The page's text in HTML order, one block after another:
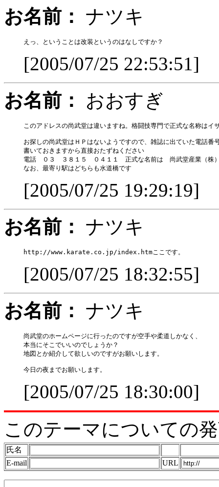
お名前： ナツキ
[2005/07/25 22:53:51]
お名前：
おおすぎ
このアドレスの尚武堂は違いますね。格闘技専門で正式な名称はイ
お探しの尚武堂はＨＰはないようですので、雑誌に出ていた電話番
書いておきますから直接おたずねください
電話　０３　３８１５　０４１１　正式な名前は　尚武堂産業（株
[2005/07/25 19:29:19]
お名前：
ナツキ
[2005/07/25 18:32:55]
お名前：
ナツキ
尚武堂のホームページに行ったのですが空手や柔道しかなく、
本当にそこでいいのでしょうか？
地図とか紹介して欲しいのですがお願いします。
[2005/07/25 18:30:00]
このテーマについての
氏名
E-mail
URL